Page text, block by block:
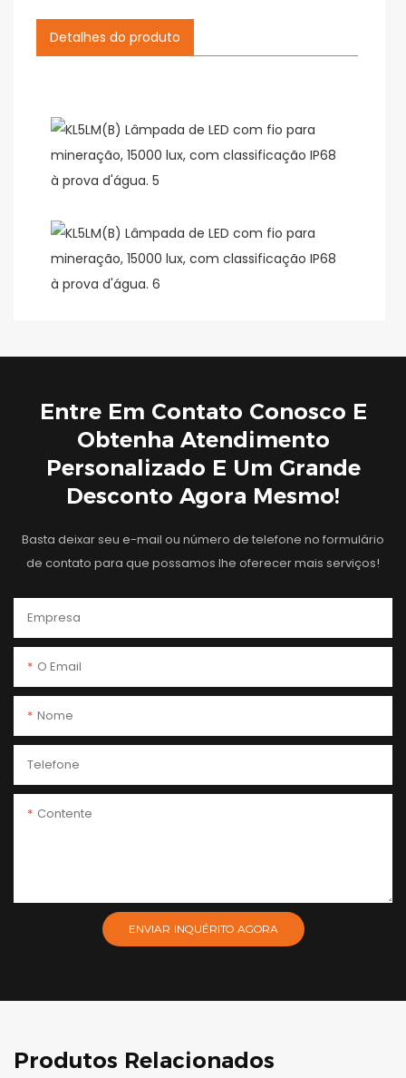
Detalhes do produto
Entre Em Contato Conosco E
Obtenha Atendimento
Personalizado E Um Grande
Desconto Agora Mesmo!
Basta deixar seu e-mail ou número de telefone no formulário
de contato para que possamos lhe oferecer mais serviços!
Empresa
O Email
Nome
Telefone
Contente
ENVIAR INQUÉRITO AGORA
Produtos Relacionados